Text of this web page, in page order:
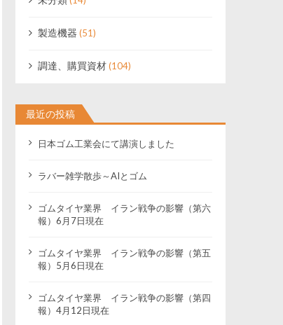
製造機器 (51)
調達、購買資材(104)
最近の投稿
日本ゴム工業会にて講演しました
ラバー雑学散歩～AIとゴム
ゴムタイヤ業界 イラン戦争の影響（第六
報）6月7日現在
ゴムタイヤ業界 イラン戦争の影響（第五
報）5月6日現在
ゴムタイヤ業界 イラン戦争の影響（第四
報）4月12日現在